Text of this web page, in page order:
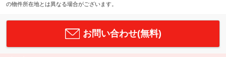
の物件所在地とは異なる場合がございます。
お問い合わせ(無料)